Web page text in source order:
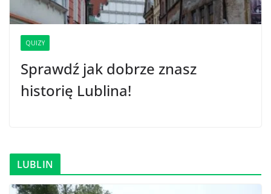
QUIZY
Sprawdź jak dobrze znasz
historię Lublina!
LUBLIN